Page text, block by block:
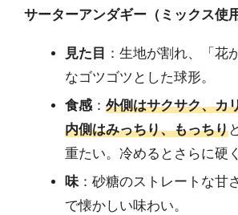
サーターアンダギー（ミックス使用
見た目 ：生地が割れ、「花
なゴツゴツとした球形。
食感： 外側はサクサク、カ
内側はみっちり、もっちり
重たい。冷めるとさらに硬
味：砂糖のストレートな甘
で懐かしい味わい。